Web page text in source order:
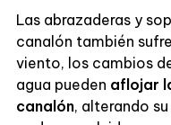
Las abrazaderas y
canalón también
viento, los cambios
agua pueden aflojar
canalón, alterando